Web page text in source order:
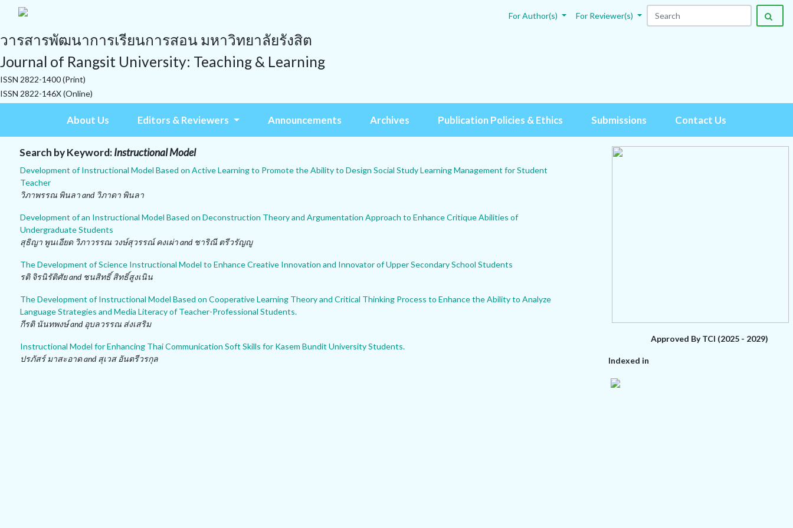
For Author(s) For Reviewer(s)
วารสารพัฒนาการเรียนการสอน มหาวิทยาลัยรังสิต
Journal of Rangsit University: Teaching & Learning
ISSN 2822-1400 (Print)
ISSN 2822-146X (Online)
About Us Editors & Reviewers Announcements Archives Publication Policies & Ethics Submissions Contact Us
Search by Keyword:Instructional Model
Development of Instructional Model Based on Active Learning to Promote the Ability to Design Social Study Learning Management for Student
Teacher
วิภาพรรณ พินลา and วิภาดา พินลา
Development of an Instructional Model Based on Deconstruction Theory and Argumentation Approach to Enhance Critique Abilities of
Undergraduate Students
สุธิญา พูนเอียด วิภาวรรณ วงษ์สุวรรณ์ คงเผ่า and ชาริณี ตรีวรัญญู
The Development of Science Instructional Model to Enhance Creative Innovation and Innovator of Upper Secondary School Students
รติ จิรนิรัติศัย and ชนสิทธิ์ สิทธิ์สูงเนิน
The Development of Instructional Model Based on Cooperative Learning Theory and Critical Thinking Process to Enhance the Ability to Analyze
Language Strategies and Media Literacy of Teacher-Professional Students.
กีรติ นันทพงษ์ and อุบลวรรณ ส่งเสริม
Instructional Model for Enhancing Thai Communication Soft Skills for Kasem Bundit University Students.
ปรภัสร์ มาสะอาด and สุเวส อันตรีวรกุล
Approved By TCI (2025 - 2029)
Indexed in